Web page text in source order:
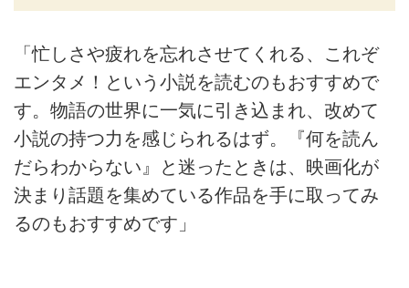
「忙しさや疲れを忘れさせてくれる、これぞ
エンタメ！という小説を読むのもおすすめで
す。物語の世界に一気に引き込まれ、改めて
小説の持つ力を感じられるはず。『何を読ん
だらわからない』と迷ったときは、映画化が
決まり話題を集めている作品を手に取ってみ
るのもおすすめです」